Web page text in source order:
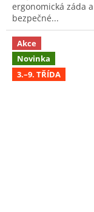
ergonomická záda
bezpečné...
Akce
Novinka
3.–9. TŘÍDA